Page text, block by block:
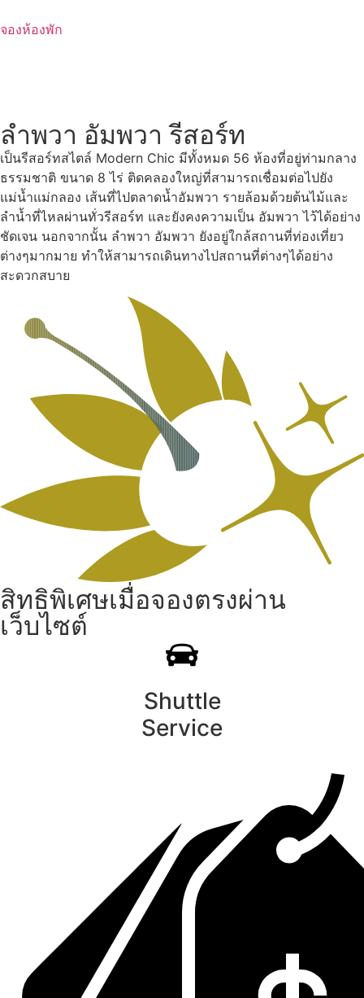
to
จองห้องพัก
ลำพวา อัมพวา รีสอร์ท
เป็นรีสอร์ทสไตล์ Modern Chic มีทั้งหมด 56 ห้องที่อยู่ท่ามกลาง
ธรรมชาติ ขนาด 8 ไร่ ติดคลองใหญ่ที่สามารถเชื่อมต่อไปยัง
แม่น้ำแม่กลอง เส้นที่ไปตลาดน้ำอัมพวา รายล้อมด้วยต้นไม้และ
ลำน้ำที่ไหลผ่านทั่วรีสอร์ท และยังคงความเป็น อัมพวา ไว้ได้อย่าง
ชัดเจน นอกจากนั้น ลำพวา อัมพวา ยังอยู่ใกล้สถานที่ท่องเที่ยว
ต่างๆมากมาย ทำให้สามารถเดินทางไปสถานที่ต่างๆได้อย่าง
สะดวกสบาย
สิทธิพิเศษเมื่อจองตรงผ่าน
เว็บไซต์
Shuttle
Service